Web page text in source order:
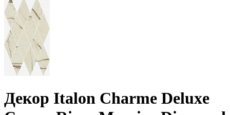
Декор Italon Charme Deluxe